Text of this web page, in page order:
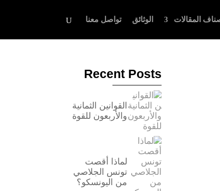
المقالات الوثائق تواصل معنا
Recent Posts
القوانين الثمانية
والأربعون للقوة
لماذا أقصت
تونس الجلاصي
من اليونسكو؟